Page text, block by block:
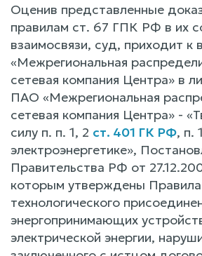
Оценив представленные
правилам ст. 67 ГПК РФ в их
взаимосвязи, суд, приходит
«Межрегиональная
сетевая компания Центра» в
ПАО «Межрегиональная
сетевая компания Центра» -
силу п. п. 1, 2 ст. 401 ГК РФ, п.
электроэнергетике»,
Правительства РФ от
которым утверждены Правила
технологического
энергопринимающих
электрической энергии,